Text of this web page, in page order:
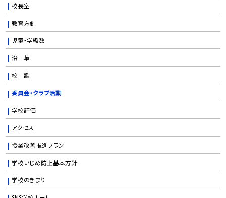
校長室
教育方針
児童・学級数
沿 革
校 歌
委員会・クラブ活動
学校評価
アクセス
授業改善推進プラン
学校いじめ防止基本方針
学校のきまり